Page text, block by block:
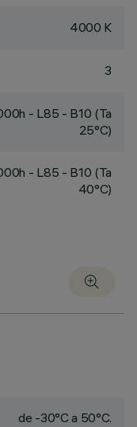
4000 K
3
- L85 - B10 (Ta
25°C)
- L85 - B10 (Ta
40°C)
de -30°C a 50°C.